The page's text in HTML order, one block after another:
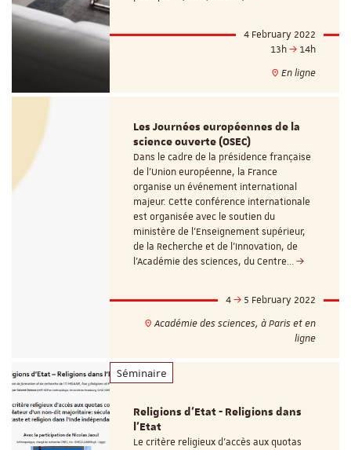
4 February 2022
13h
14h
En ligne
Les Journées européennes de la
science ouverte (OSEC)
Dans le cadre de la présidence française
de l’Union européenne, la France
organise un événement international
majeur. Cette conférence internationale
est organisée avec le soutien du
ministère de l’Enseignement supérieur,
de la Recherche et de l’Innovation, de
l’Académie des sciences, du Centre…
4
5 February 2022
Académie des sciences, à Paris et en
ligne
Séminaire
Religions d'Etat - Religions dans
l'Etat
Le critère religieux d'accès aux quotas